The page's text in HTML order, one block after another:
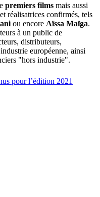
premiers films mais aussi
réalisatrices confirmés, tels
ou encore Aïssa Maïga.
à un public de
distributeurs,
européenne, ainsi
"hors industrie".
pour l’édition 2021